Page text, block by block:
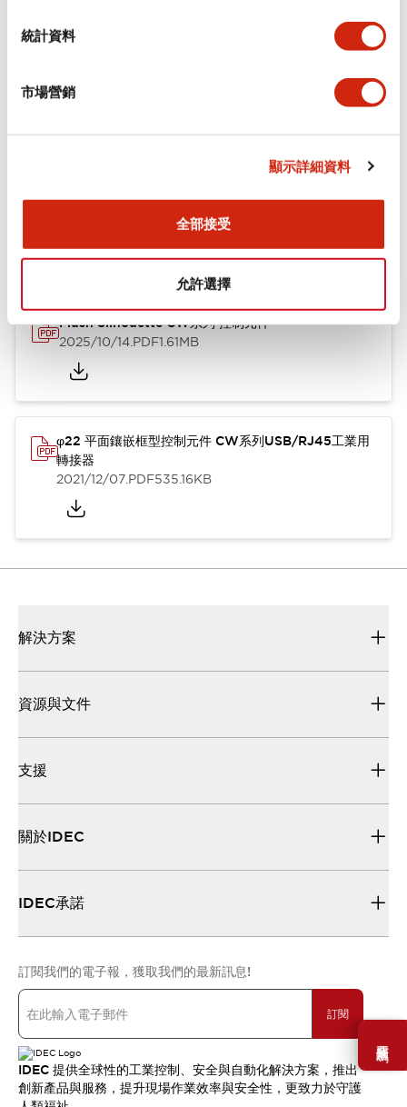
統計資料
市場營銷
顯示詳細資料
全部接受
允許選擇
需要幫助嗎？
機械規格
型錄和宣傳手冊 CAD檔 認證與標準
Flush Silhouette CW系列 控制元件
2025/10/14.PDF1.61MB
φ22 平面鑲嵌框型控制元件 CW系列USB/RJ45工業用
轉接器
2021/12/07.PDF535.16KB
解決方案
資源與文件
支援
關於IDEC
IDEC承諾
訂閱我們的電子報，獲取我們的最新訊息!
訂閱
IDEC 提供全球性的工業控制、安全與自動化解決方案，推出
創新產品與服務，提升現場作業效率與安全性，更致力於守護